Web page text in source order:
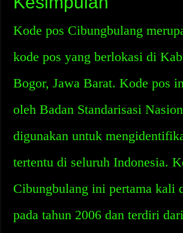
Kode pos Cibungbulang
kode pos yang berlokasi di
Bogor, Jawa Barat. Kode pos
oleh Badan Standarisasi
digunakan untuk
tertentu di seluruh Indonesia.
Cibungbulang ini pertama kali
pada tahun 2006 dan terdiri